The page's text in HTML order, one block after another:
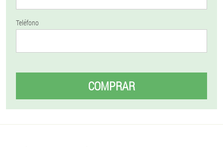
Teléfono
COMPRAR